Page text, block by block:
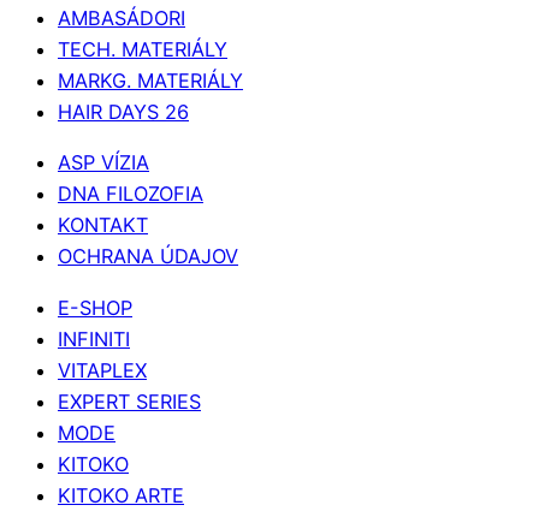
AMBASÁDORI
TECH. MATERIÁLY
MARKG. MATERIÁLY
HAIR DAYS 26
ASP VÍZIA
DNA FILOZOFIA
KONTAKT
OCHRANA ÚDAJOV
E-SHOP
INFINITI
VITAPLEX
EXPERT SERIES
MODE
KITOKO
KITOKO ARTE